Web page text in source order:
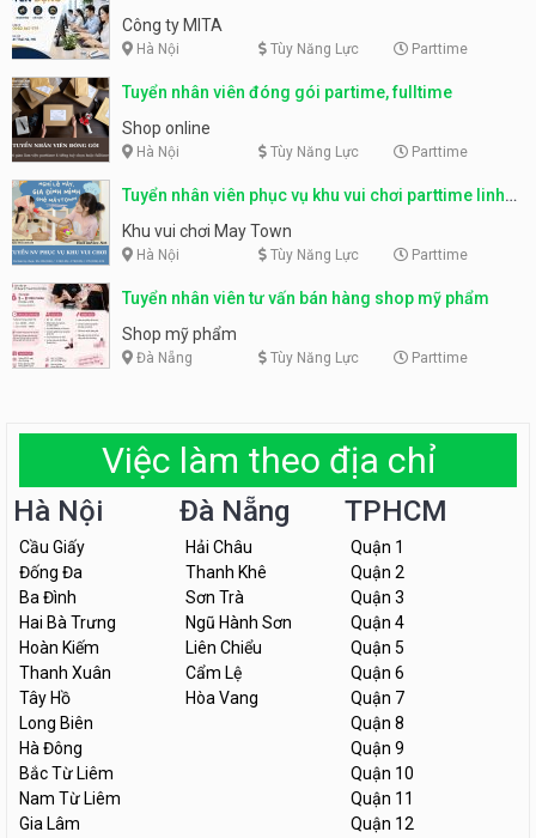
parttime, fulltime
Công ty MITA
Hà Nội Tùy Năng Lực Parttime
Tuyển nhân viên đóng gói partime, fulltime
Shop online
Hà Nội Tùy Năng Lực Parttime
Tuyển nhân viên phục vụ khu vui chơi parttime linh
động
Khu vui chơi May Town
Hà Nội Tùy Năng Lực Parttime
Tuyển nhân viên tư vấn bán hàng shop mỹ phẩm
Shop mỹ phẩm
Đà Nẵng Tùy Năng Lực Parttime
Việc làm theo địa chỉ
Hà Nội
Cầu Giấy
Đống Đa
Ba Đình
Hai Bà Trưng
Hoàn Kiếm
Thanh Xuân
Tây Hồ
Long Biên
Hà Đông
Bắc Từ Liêm
Nam Từ Liêm
Gia Lâm
Đà Nẵng
Hải Châu
Thanh Khê
Sơn Trà
Ngũ Hành Sơn
Liên Chiểu
Cẩm Lệ
Hòa Vang
TPHCM
Quận 1
Quận 2
Quận 3
Quận 4
Quận 5
Quận 6
Quận 7
Quận 8
Quận 9
Quận 10
Quận 11
Quận 12